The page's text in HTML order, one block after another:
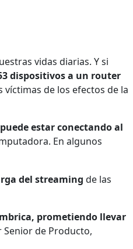
vidas diarias. Y si
dispositivos a un router
de los efectos de la
estar conectando al
En algunos
del streaming de las
prometiendo llevar
de Producto,